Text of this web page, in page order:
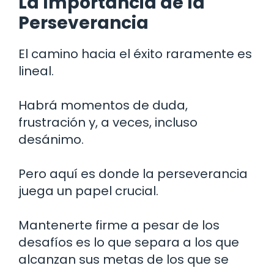
Perseverancia
El camino hacia el éxito raramente es
lineal.
Habrá momentos de duda,
frustración y, a veces, incluso
desánimo.
Pero aquí es donde la perseverancia
juega un papel crucial.
Mantenerte firme a pesar de los
desafíos es lo que separa a los que
alcanzan sus metas de los que se